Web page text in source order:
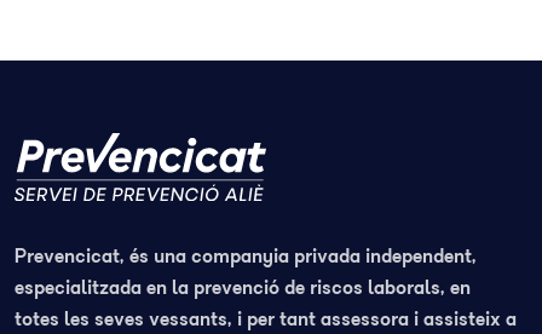
Prevencicat, és una companyia privada independent,
especialitzada en la prevenció de riscos laborals, en
totes les seves vessants, i per tant assessora i assisteix a